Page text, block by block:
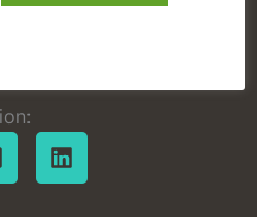
enwoosimon.com